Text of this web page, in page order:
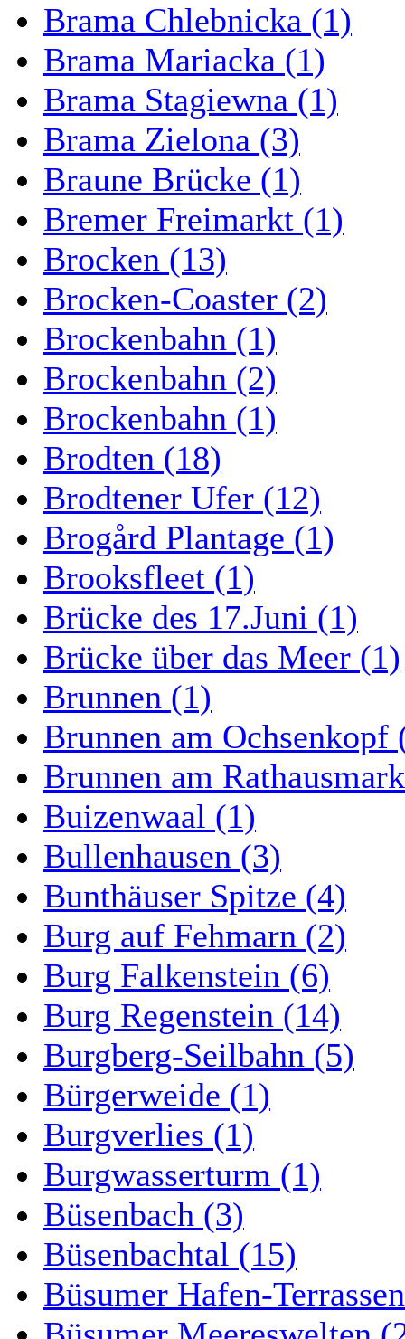
Brama Chlebnicka (1)
Brama Mariacka (1)
Brama Stagiewna (1)
Brama Zielona (3)
Braune Brücke (1)
Bremer Freimarkt (1)
Brocken (13)
Brocken-Coaster (2)
Brockenbahn (1)
Brockenbahn (2)
Brockenbahn (1)
Brodten (18)
Brodtener Ufer (12)
Brogård Plantage (1)
Brooksfleet (1)
Brücke des 17.Juni (1)
Brücke über das Meer (1)
Brunnen (1)
Brunnen am Ochsenkopf
Brunnen am
Buizenwaal (1)
Bullenhausen (3)
Bunthäuser Spitze (4)
Burg auf Fehmarn (2)
Burg Falkenstein (6)
Burg Regenstein (14)
Burgberg-Seilbahn (5)
Bürgerweide (1)
Burgverlies (1)
Burgwasserturm (1)
Büsenbach (3)
Büsenbachtal (15)
Büsumer Hafen-